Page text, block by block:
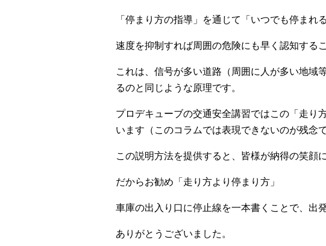
「停まり方の指導」を通じて「いつでも停まれ
速度を抑制すれば周囲の危険にも早く認知する
これは、信号が多い道路（周囲に人が多い地域
るのと同じような原理です。
プロデキューブの交通安全講習ではこの「走り
います（このコラムでは表現できないのが残念で
この説明方法を提供すると、皆様が納得の笑顔
だからお勧め「走り方より停まり方」
車庫の出入り口に停止線を一本書くことで、出
ありがとうございました。